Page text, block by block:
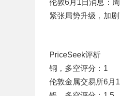
伦敦6月1日消息：
紧张局势升级，加
PriceSeek评析
铜，多空评分：1
伦敦金属交易所6月